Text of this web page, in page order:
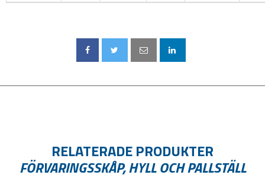
RELATERADE PRODUKTER
FÖRVARINGSSKÅP, HYLL OCH PALLSTÄLL